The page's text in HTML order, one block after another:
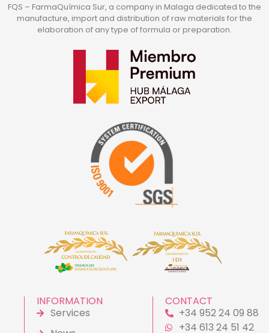
FQS – FarmaQuímica Sur, a company in Malaga dedicated to the
manufacture, import and distribution of raw materials for the
elaboration of any type of formula or preparation.
INFORMATION
Services
CONTACT
+34 952 24 09 88
+34 613 24 51 42